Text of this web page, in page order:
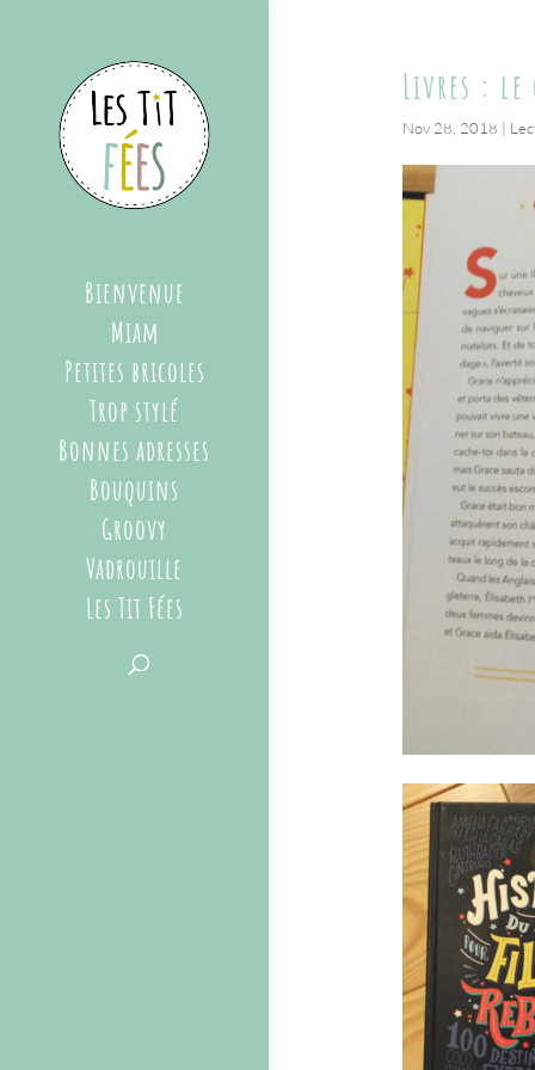
Bienvenue
Miam
Petites bricoles
Trop stylé
Bonnes adresses
Bouquins
Groovy
Vadrouille
Les Tit Fées
Livres : le
Nov 28, 2018 |